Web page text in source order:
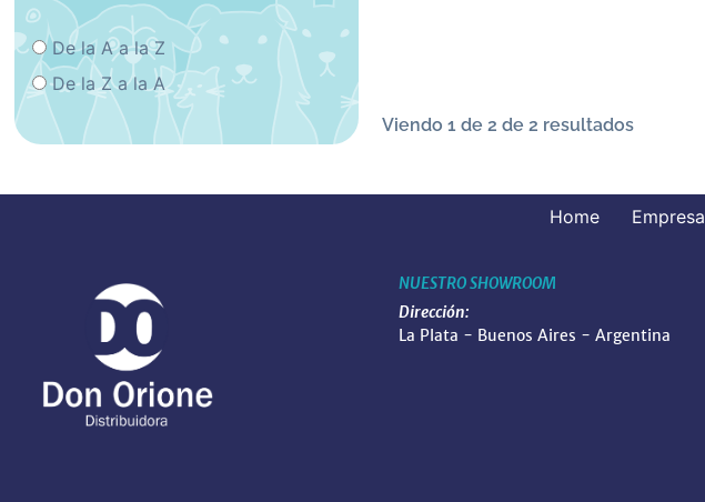
De la A a la Z
De la Z a la A
Viendo 1 de 2 de 2 resultados
Home Empresa
NUESTRO SHOWROOM
Dirección:
La Plata - Buenos Aires - Argentina